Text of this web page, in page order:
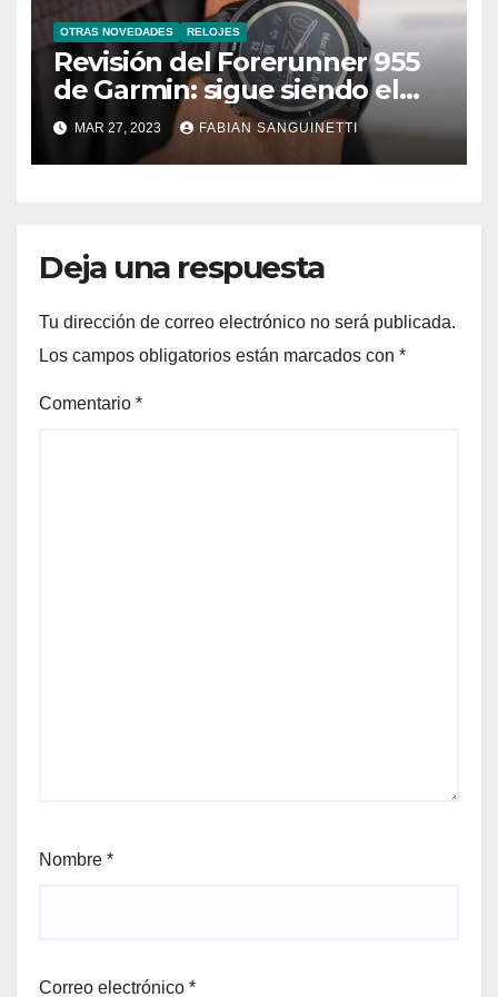
OTRAS NOVEDADES RELOJES
Revisión del Forerunner 955
de Garmin: sigue siendo el
rey para corredores y ciclistas
MAR 27, 2023 FABIAN SANGUINETTI
Deja una respuesta
Tu dirección de correo electrónico no será publicada.
Los campos obligatorios están marcados con *
Comentario *
Nombre *
Correo electrónico *